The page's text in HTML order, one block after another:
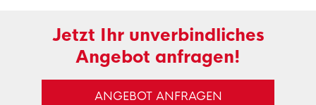
Jetzt Ihr unverbindliches
Angebot anfragen!
ANGEBOT ANFRAGEN